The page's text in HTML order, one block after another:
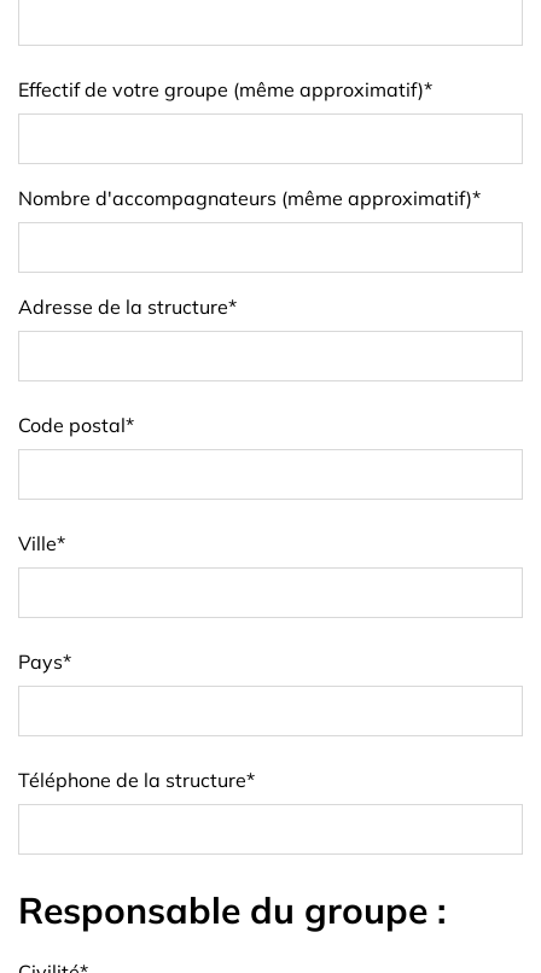
Effectif de votre groupe (même approximatif)*
Nombre d'accompagnateurs (même approximatif)*
Adresse de la structure*
Code postal*
Ville*
Pays*
Téléphone de la structure*
Responsable du groupe :